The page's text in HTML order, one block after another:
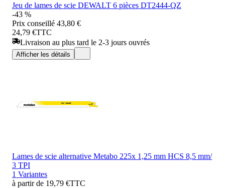
Jeu de lames de scie DEWALT 6 pièces DT2444-QZ
-43 %
Prix conseillé 43,80 €
24,79 €TTC
Livraison au plus tard le 2-3 jours ouvrés
Afficher les détails
Lames de scie alternative Metabo 225x 1,25 mm HCS 8,5 mm/
3 TPI
1 Variantes
à partir de 19,79 €TTC